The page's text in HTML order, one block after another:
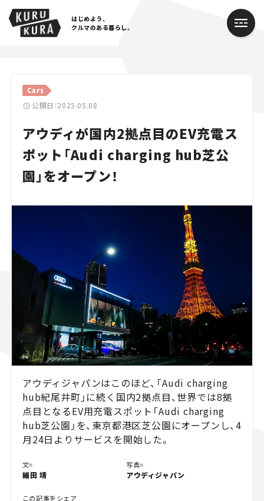
はじめよう、
クルマのある暮らし。
Cars
公開日：2025.05.08
アウディが国内2拠点目のEV充電ス
ポット「Audi charging hub芝公
園」をオープン！
アウディジャパンはこのほど、「Audi charging
hub紀尾井町」に続く国内2拠点目、世界では8拠
点目となるEV用充電スポット「Audi charging
hub芝公園」を、東京都港区芝公園にオープンし、4
月24日よりサービスを開始した。
文=
細田 靖
写真=
アウディジャパン
この記事をシェア
Cars
Lifestyle
Traffic
Special
人気のハッシュタグ
スズキ ジムニー｜Suzuki Jimny
スズキ｜Suzuki
マツダ｜Mazda
マツダ ロードスター｜Mazda Roadster